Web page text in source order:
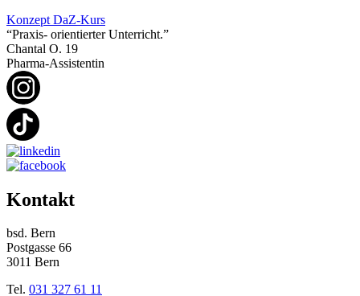
Konzept DaZ-Kurs
“Praxis- orientierter Unterricht.”
Chantal O. 19
Pharma-Assistentin
Kontakt
bsd. Bern
Postgasse 66
3011 Bern
Tel. 031 327 61 11